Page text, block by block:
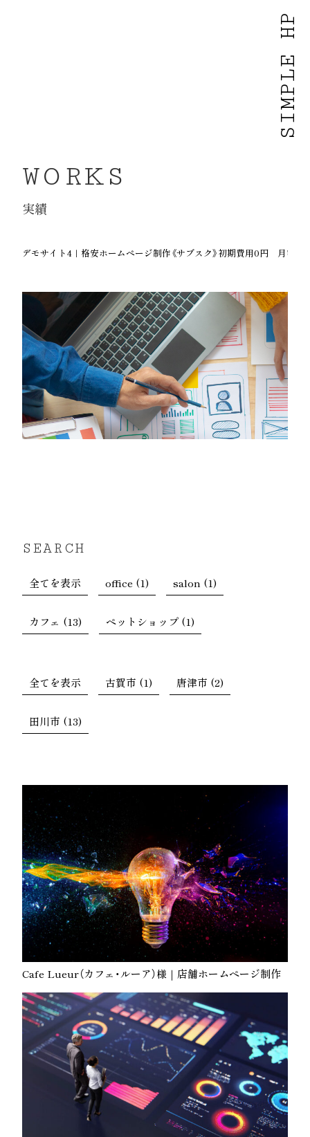
SIMPLE HP
WORKS
実績
デモサイト4｜格安ホームページ制作《サブスク》初期費用0円 月額
SEARCH
全てを表示 office (1) salon (1)
カフェ (13) ペットショップ (1)
全てを表示 古賀市 (1) 唐津市 (2)
田川市 (13)
Cafe Lueur（カフェ・ルーア）様｜店舗ホームページ制作